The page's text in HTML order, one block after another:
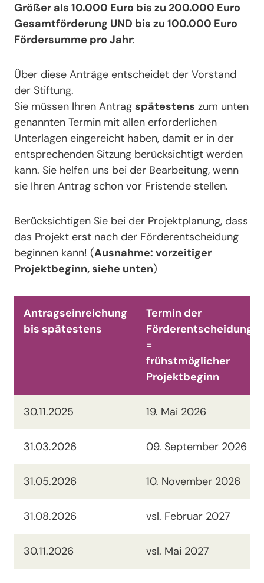
Größer als 10.000 Euro bis zu 200.000 Euro
Gesamtförderung UND bis zu 100.000 Euro
Fördersumme pro Jahr:
Über diese Anträge entscheidet der Vorstand
der Stiftung.
Sie müssen Ihren Antrag spätestens zum unten
genannten Termin mit allen erforderlichen
Unterlagen eingereicht haben, damit er in der
entsprechenden Sitzung berücksichtigt werden
kann. Sie helfen uns bei der Bearbeitung, wenn
sie Ihren Antrag schon vor Fristende stellen.
Berücksichtigen Sie bei der Projektplanung, dass
das Projekt erst nach der Förderentscheidung
beginnen kann! (Ausnahme: vorzeitiger
Projektbeginn, siehe unten)
Antragseinreichung
bis spätestens
Termin der
Förderentscheidung
=
frühstmöglicher
Projektbeginn
30.11.2025 19. Mai 2026
31.03.2026 09. September 2026
31.05.2026 10. November 2026
31.08.2026 vsl. Februar 2027
30.11.2026 vsl. Mai 2027